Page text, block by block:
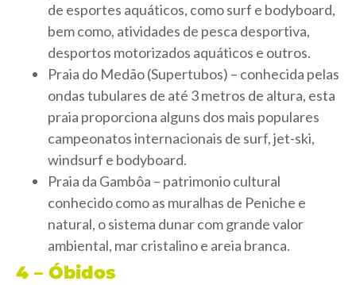
de esportes aquáticos, como surf e bodyboard,
bem como, atividades de pesca desportiva,
desportos motorizados aquáticos e outros.
Praia do Medão (Supertubos) – conhecida pelas
ondas tubulares de até 3 metros de altura, esta
praia proporciona alguns dos mais populares
campeonatos internacionais de surf, jet-ski,
windsurf e bodyboard.
Praia da Gambôa – patrimonio cultural
conhecido como as muralhas de Peniche e
natural, o sistema dunar com grande valor
ambiental, mar cristalino e areia branca.
4 – Óbidos